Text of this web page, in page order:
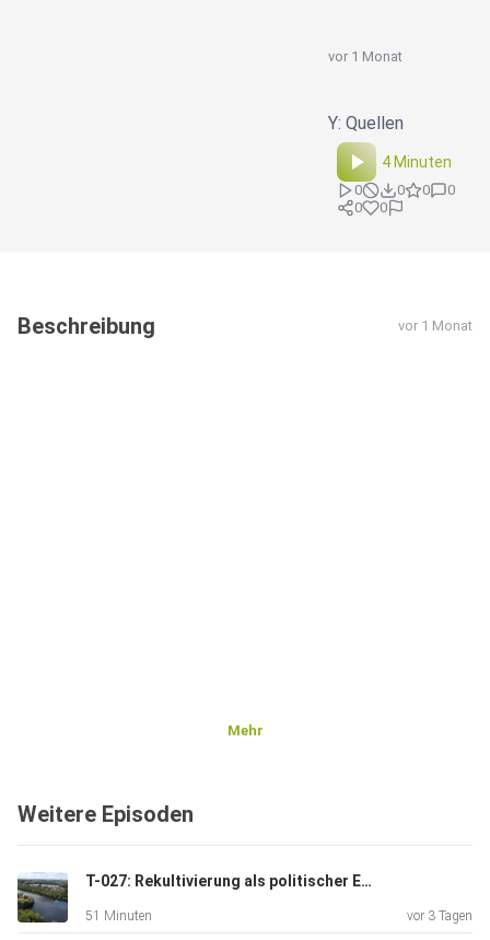
vor 1 Monat
Y: Quellen
4 Minuten
0 0 0
0
0
0
Beschreibung vor 1 Monat
Mehr
Weitere Episoden
T-027: Rekultivierung als politischer Entscheidungsraum während der Boomjahre, mit Dr. Philipp Kröger {LVR geSCHICHTEN}
51 Minuten vor 3 Tagen